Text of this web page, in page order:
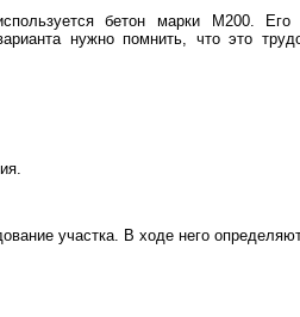
бетон марки М200. Его
нужно помнить, что это
участка. В ходе него